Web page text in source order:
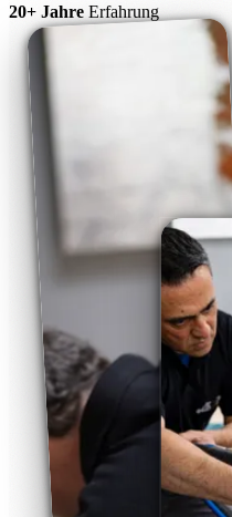
20+ Jahre Erfahrung